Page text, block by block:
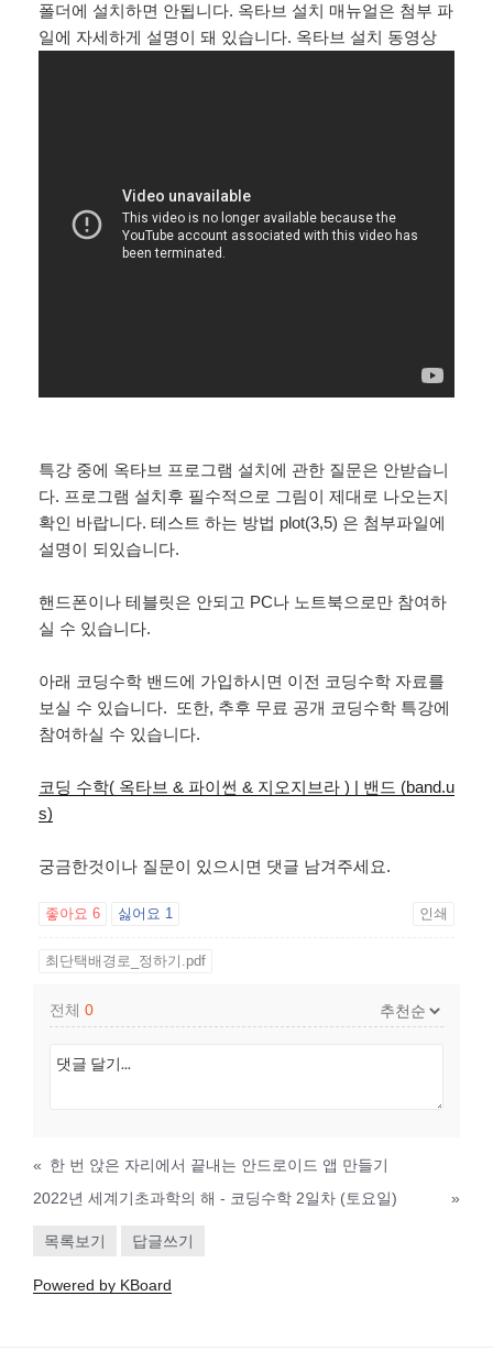
폴더에 설치하면 안됩니다. 옥타브 설치 매뉴얼은 첨부 파
일에 자세하게 설명이 돼 있습니다. 옥타브 설치 동영상
특강 중에 옥타브 프로그램 설치에 관한 질문은 안받습니
다. 프로그램 설치후 필수적으로 그림이 제대로 나오는지
확인 바랍니다. 테스트 하는 방법 plot(3,5) 은 첨부파일에
설명이 되있습니다.
핸드폰이나 테블릿은 안되고 PC나 노트북으로만 참여하
실 수 있습니다.
아래 코딩수학 밴드에 가입하시면 이전 코딩수학 자료를
보실 수 있습니다. 또한, 추후 무료 공개 코딩수학 특강에
참여하실 수 있습니다.
코딩 수학( 옥타브 & 파이썬 & 지오지브라 ) | 밴드 (band.u
s)
궁금한것이나 질문이 있으시면 댓글 남겨주세요.
좋아요 6 싫어요 1 인쇄
최단택배경로_정하기.pdf
전체 0
« 한 번 앉은 자리에서 끝내는 안드로이드 앱 만들기
2022년 세계기초과학의 해 - 코딩수학 2일차 (토요일)
»
목록보기 답글쓰기
Powered by KBoard